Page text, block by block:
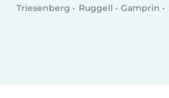
Triesenberg
Ruggell Gamprin